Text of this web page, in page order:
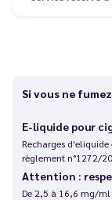
Si vous ne
E-liquide pour
Recharges
règlement n°1272/
Attention :
De 2,5 à 16,6 mg/ml